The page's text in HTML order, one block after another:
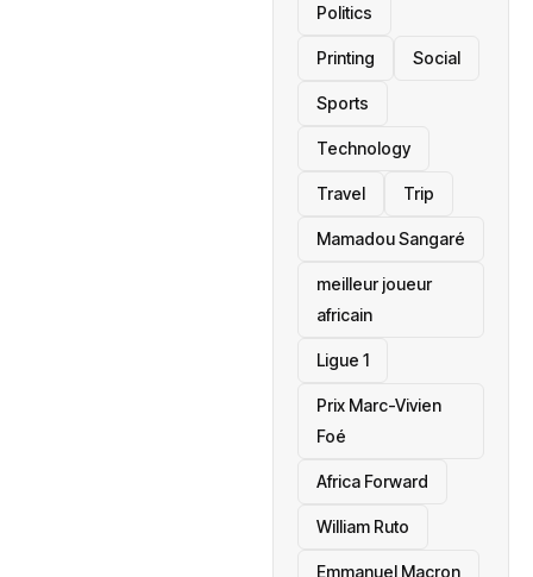
Politics
Printing Social
Sports
Technology
Travel Trip
Mamadou Sangaré
meilleur joueur
africain
Ligue 1
Prix Marc-Vivien
Foé
‎Africa Forward
William Ruto
Emmanuel Macron